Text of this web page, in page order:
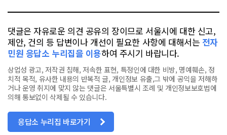
댓글은 자유로운 의견 공유의 장이므로 서울시에 대한 신고,
제안, 건의 등 답변이나 개선이 필요한 사항에 대해서는 전자
민원 응답소 누리집을 이용하여 주시기 바랍니다.
상업성 광고, 저작권 침해, 저속한 표현, 특정인에 대한 비방, 명예훼손, 정
치적 목적, 유사한 내용의 반복적 글, 개인정보 유출,그 밖에 공익을 저해하
거나 운영 취지에 맞지 않는 댓글은 서울특별시 조례 및 개인정보보호법에
의해 통보없이 삭제될 수 있습니다.
응답소 누리집 바로가기